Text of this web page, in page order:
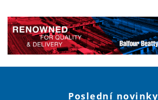
Poslední novinky